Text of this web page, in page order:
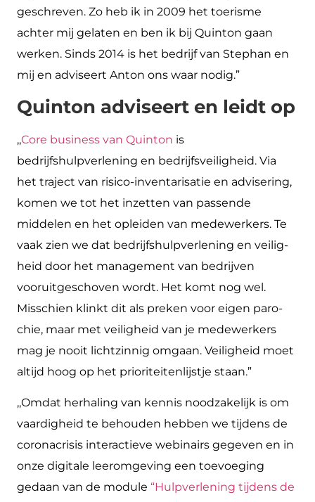
geschreven. Zo heb ik in 2009 het toeris­me
achter mij gelaten en ben ik bij Quinton gaan
werken. Sinds 2014 is het bedrijf van Stephan en
mij en adviseert Anton ons waar nodig.”
Quinton adviseert en leidt op
,,Core business van Quinton is
bedrijfshulpverlening en bedrijfsveiligheid. Via
het traject van risico-inventarisatie en advisering,
ko­men we tot het inzetten van passende
middelen en het opleiden van medewerkers. Te
vaak zien we dat bedrijfshulpverlening en veilig­
heid door het management van bedrijven
vooruitgeschoven wordt. Het komt nog wel.
Misschien klinkt dit als preken voor eigen paro­
chie, maar met veiligheid van je medewerkers
mag je nooit lichtzinnig omgaan. Veiligheid moet
altijd hoog op het prioriteitenlijstje staan.”
,,Omdat herhaling van kennis noodzakelijk is om
vaardigheid te behouden hebben we tijdens de
coronacrisis interactieve webinairs gegeven en in
onze digitale leeromgeving een toevoeging
gedaan van de module “Hulpverlening tijdens de